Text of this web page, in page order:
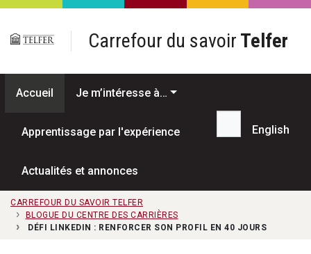
Passer au contenu principal
Carrefour du savoir Telfer
Accueil Je m’intéresse à…
Apprentissage par l'expérience
Actualités et annonces
Recherche...
English
CARREFOUR DU SAVOIR TELFER
BLOGUE DU CENTRE DES CARRIÈRES
DÉFI LINKEDIN : RENFORCER SON PROFIL EN 40 JOURS